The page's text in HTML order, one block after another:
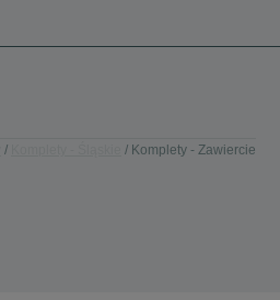
Komplety - Zawiercie